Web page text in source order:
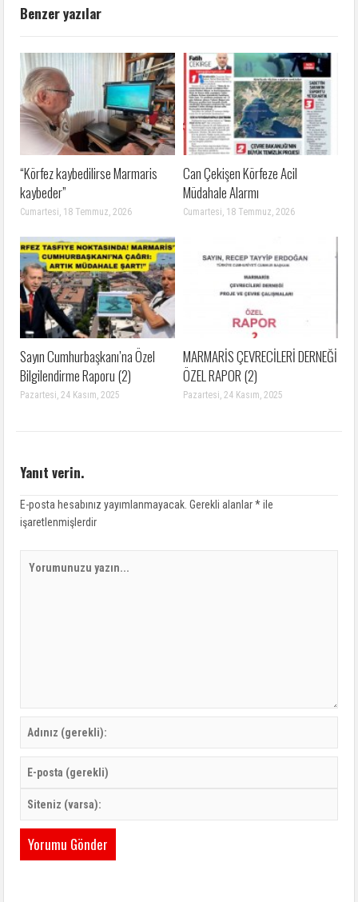
Benzer yazılar
“Körfez kaybedilirse Marmaris
kaybeder”
Cumartesi, 18 Temmuz, 2026
Can Çekişen Körfeze Acil
Müdahale Alarmı
Cumartesi, 18 Temmuz, 2026
Sayın Cumhurbaşkanı’na Özel
Bilgilendirme Raporu (2)
Pazartesi, 24 Kasım, 2025
MARMARİS ÇEVRECİLERİ DERNEĞİ
ÖZEL RAPOR (2)
Pazartesi, 24 Kasım, 2025
Yanıt verin.
E-posta hesabınız yayımlanmayacak. Gerekli alanlar*ile
işaretlenmişlerdir